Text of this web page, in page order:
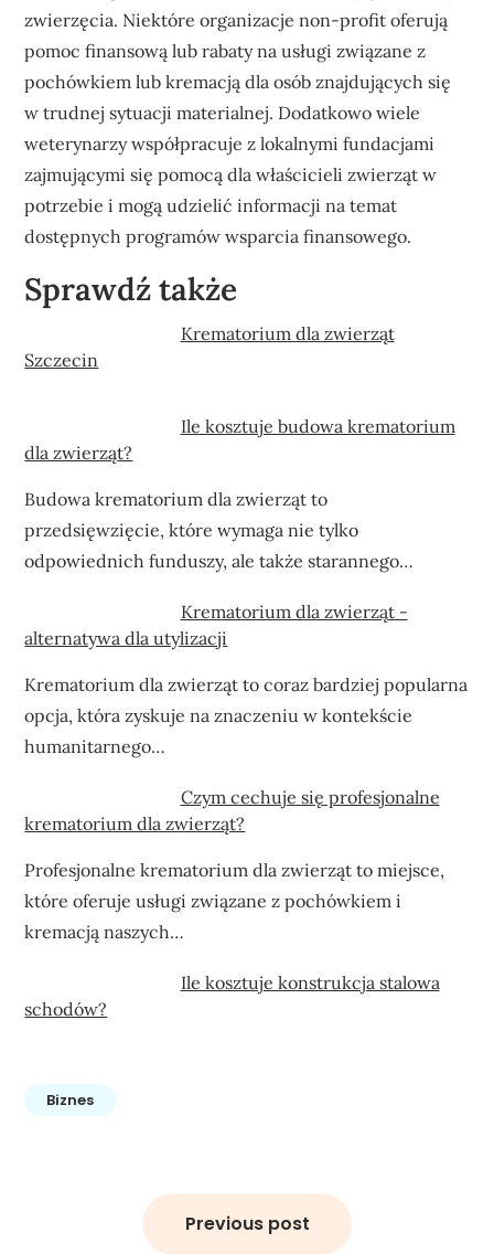
zwierzęcia. Niektóre organizacje non-profit oferują
pomoc finansową lub rabaty na usługi związane z
pochówkiem lub kremacją dla osób znajdujących się
w trudnej sytuacji materialnej. Dodatkowo wiele
weterynarzy współpracuje z lokalnymi fundacjami
zajmującymi się pomocą dla właścicieli zwierząt w
potrzebie i mogą udzielić informacji na temat
dostępnych programów wsparcia finansowego.
Sprawdź także
Krematorium dla zwierząt
Szczecin
Ile kosztuje budowa krematorium
dla zwierząt?
Budowa krematorium dla zwierząt to
przedsięwzięcie, które wymaga nie tylko
odpowiednich funduszy, ale także starannego…
Krematorium dla zwierząt -
alternatywa dla utylizacji
Krematorium dla zwierząt to coraz bardziej popularna
opcja, która zyskuje na znaczeniu w kontekście
humanitarnego…
Czym cechuje się profesjonalne
krematorium dla zwierząt?
Profesjonalne krematorium dla zwierząt to miejsce,
które oferuje usługi związane z pochówkiem i
kremacją naszych…
Ile kosztuje konstrukcja stalowa
schodów?
Biznes
Previous post